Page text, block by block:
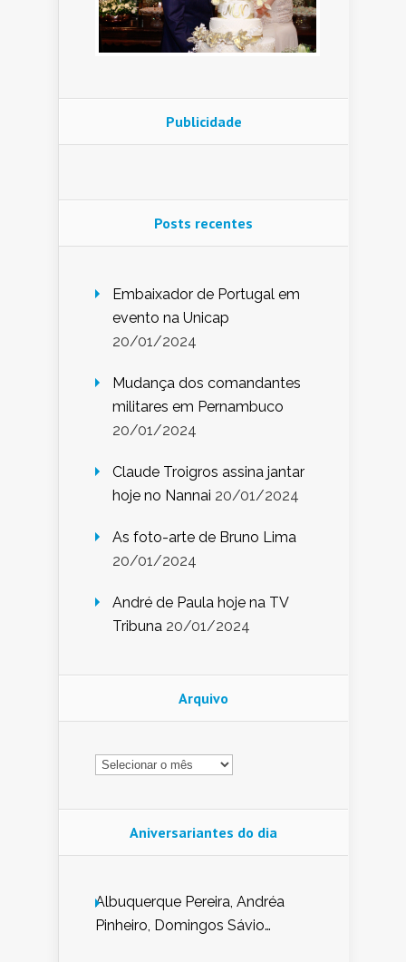
Publicidade
Posts recentes
Embaixador de Portugal em
evento na Unicap
20/01/2024
Mudança dos comandantes
militares em Pernambuco
20/01/2024
Claude Troigros assina jantar
hoje no Nannai 20/01/2024
As foto-arte de Bruno Lima
20/01/2024
André de Paula hoje na TV
Tribuna 20/01/2024
Arquivo
Arquivo
Aniversariantes do dia
Albuquerque Pereira, Andréa
Pinheiro, Domingos Sávio